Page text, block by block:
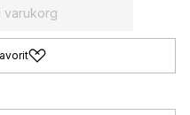
varukorg